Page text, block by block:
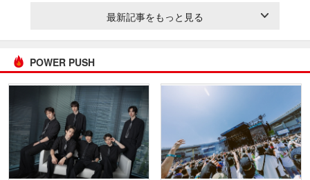
最新記事をもっと見る
POWER PUSH